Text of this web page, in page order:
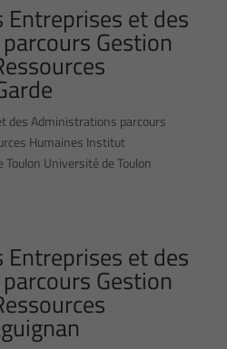
Entreprises et des
Gestion
des Administrations parcours
Humaines Institut
Université de Toulon
Entreprises et des
Gestion